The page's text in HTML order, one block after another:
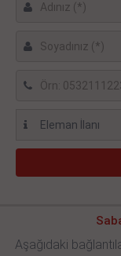
Aşağıdaki